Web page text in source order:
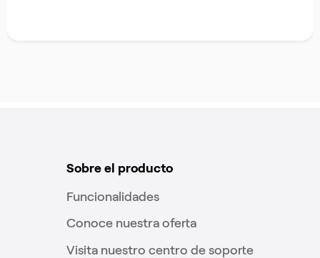
Sobre el producto
Funcionalidades
Conoce nuestra oferta
Visita nuestro centro de soporte